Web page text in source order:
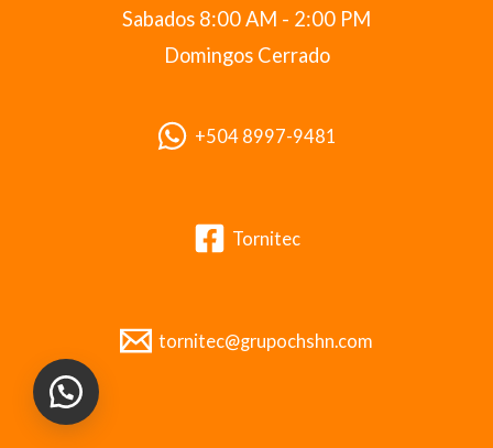
Sabados 8:00 AM - 2:00 PM
Domingos Cerrado
+504 8997-9481
Tornitec
tornitec@grupochshn.com